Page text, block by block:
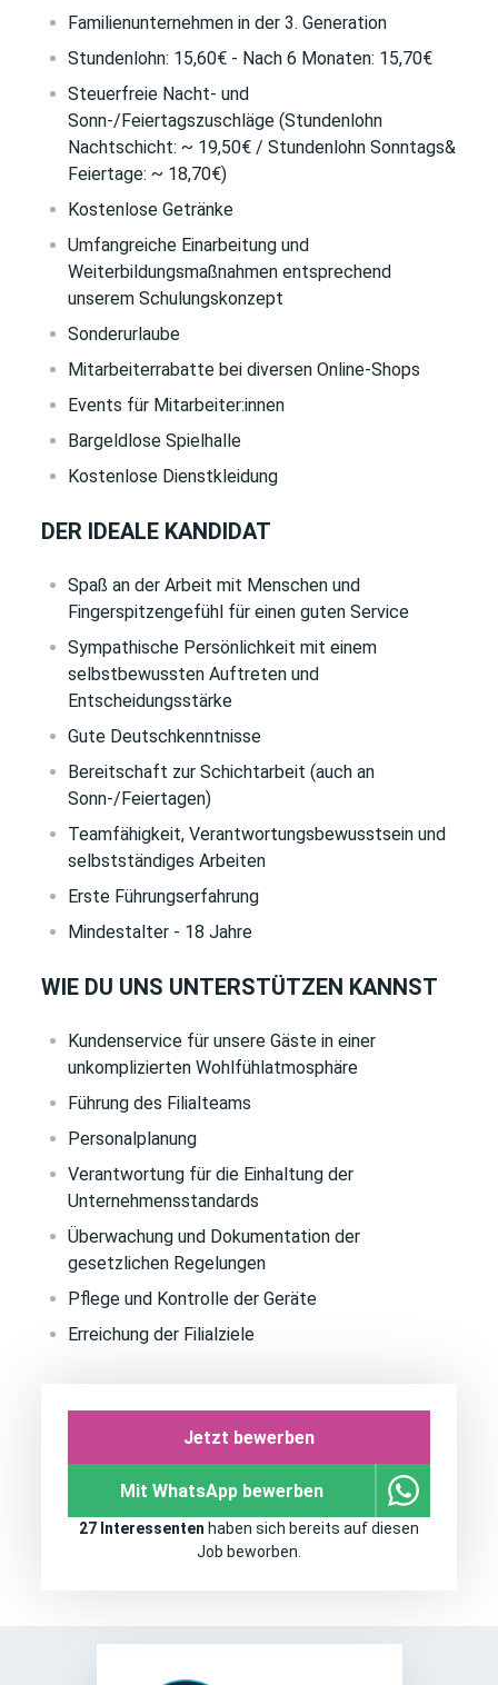
Familienunternehmen in der 3. Generation
Stundenlohn: 15,60€ - Nach 6 Monaten: 15,70€
Steuerfreie Nacht- und
Sonn-/Feiertagszuschläge (Stundenlohn
Nachtschicht: ~ 19,50€ / Stundenlohn Sonntags&
Feiertage: ~ 18,70€)
Kostenlose Getränke
Umfangreiche Einarbeitung und
Weiterbildungsmaßnahmen entsprechend
unserem Schulungskonzept
Sonderurlaube
Mitarbeiterrabatte bei diversen Online-Shops
Events für Mitarbeiter:innen
Bargeldlose Spielhalle
Kostenlose Dienstkleidung
DER IDEALE KANDIDAT
Spaß an der Arbeit mit Menschen und
Fingerspitzengefühl für einen guten Service
Sympathische Persönlichkeit mit einem
selbstbewussten Auftreten und
Entscheidungsstärke
Gute Deutschkenntnisse
Bereitschaft zur Schichtarbeit (auch an
Sonn-/Feiertagen)
Teamfähigkeit, Verantwortungsbewusstsein und
selbstständiges Arbeiten
Erste Führungserfahrung
Mindestalter - 18 Jahre
WIE DU UNS UNTERSTÜTZEN KANNST
Kundenservice für unsere Gäste in einer
unkomplizierten Wohlfühlatmosphäre
Führung des Filialteams
Personalplanung
Verantwortung für die Einhaltung der
Unternehmensstandards
Überwachung und Dokumentation der
gesetzlichen Regelungen
Pflege und Kontrolle der Geräte
Erreichung der Filialziele
Jetzt bewerben
Mit WhatsApp bewerben
27 Interessenten haben sich bereits auf diesen
Job beworben.